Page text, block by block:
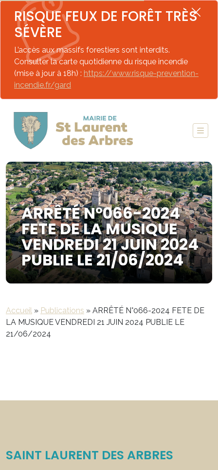
RISQUE FEUX DE FORÊT TRÈS
SÉVÈRE
L’accès aux massifs forestiers sont interdits.
Consulter la carte quotidienne du risque incendie
(mise à jour à 18h) : https://www.risque-prevention-
incendie.fr/gard
ARRÊTÉ N°066-2024
FETE DE LA MUSIQUE
VENDREDI 21 JUIN 2024
PUBLIE LE 21/06/2024
Accueil » Publications » ARRÊTÉ N°066-2024 FETE DE
LA MUSIQUE VENDREDI 21 JUIN 2024 PUBLIE LE
21/06/2024
SAINT LAURENT DES ARBRES